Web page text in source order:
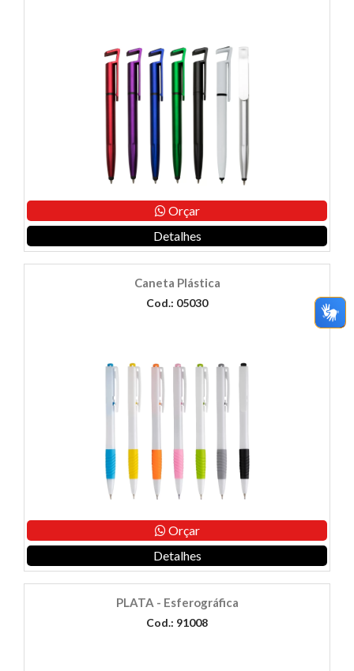
Orçar
Detalhes
Caneta Plástica
Cod.: 05030
Orçar
Detalhes
PLATA - Esferográfica
Cod.: 91008